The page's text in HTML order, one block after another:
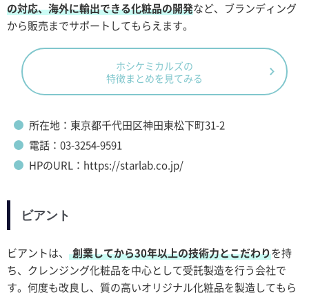
の対応、海外に輸出できる化粧品の開発など、ブランディング
から販売までサポートしてもらえます。
ホシケミカルズの
特徴まとめを見てみる
所在地：東京都千代田区神田東松下町31-2
電話：03-3254-9591
HPのURL：https://starlab.co.jp/
ビアント
ビアントは、 創業してから30年以上の技術力とこだわりを持
ち、クレンジング化粧品を中心として受託製造を行う会社で
す。何度も改良し、質の高いオリジナル化粧品を製造してもら